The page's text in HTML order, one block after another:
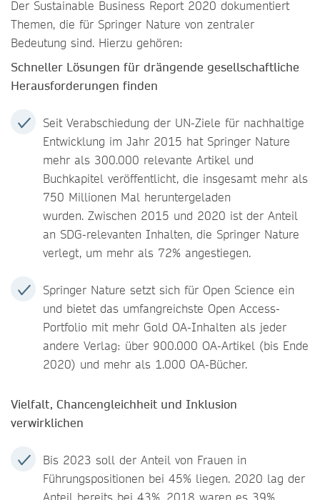
Der Sustainable Business Report 2020 dokumentiert
Themen, die für Springer Nature von zentraler
Bedeutung sind. Hierzu gehören:
Schneller Lösungen für drängende gesellschaftliche
Herausforderungen finden
Seit Verabschiedung der UN-Ziele für nachhaltige
Entwicklung im Jahr 2015 hat Springer Nature
mehr als 300.000 relevante Artikel und
Buchkapitel veröffentlicht, die insgesamt mehr als
750 Millionen Mal heruntergeladen
wurden. Zwischen 2015 und 2020 ist der Anteil
an SDG-relevanten Inhalten, die Springer Nature
verlegt, um mehr als 72% angestiegen.
Springer Nature setzt sich für Open Science ein
und bietet das umfangreichste Open Access-
Portfolio mit mehr Gold OA-Inhalten als jeder
andere Verlag: über 900.000 OA-Artikel (bis Ende
2020) und mehr als 1.000 OA-Bücher.
Vielfalt, Chancengleichheit und Inklusion
verwirklichen
Bis 2023 soll der Anteil von Frauen in
Führungspositionen bei 45% liegen. 2020 lag der
Anteil bereits bei 43%, 2018 waren es 39%.